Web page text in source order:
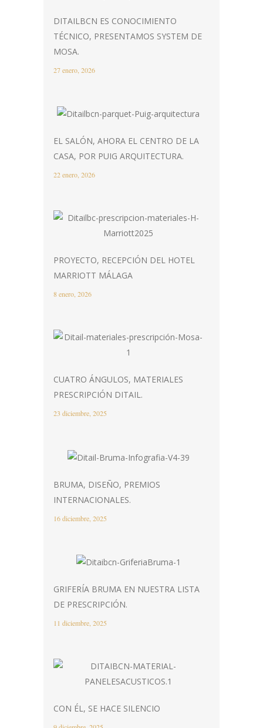
DITAILBCN ES CONOCIMIENTO
TÉCNICO, PRESENTAMOS SYSTEM DE
MOSA.
27 enero, 2026
EL SALÓN, AHORA EL CENTRO DE LA
CASA, POR PUIG ARQUITECTURA.
22 enero, 2026
PROYECTO, RECEPCIÓN DEL HOTEL
MARRIOTT MÁLAGA
8 enero, 2026
CUATRO ÁNGULOS, MATERIALES
PRESCRIPCIÓN DITAIL.
23 diciembre, 2025
BRUMA, DISEÑO, PREMIOS
INTERNACIONALES.
16 diciembre, 2025
GRIFERÍA BRUMA EN NUESTRA LISTA
DE PRESCRIPCIÓN.
11 diciembre, 2025
CON ÉL, SE HACE SILENCIO